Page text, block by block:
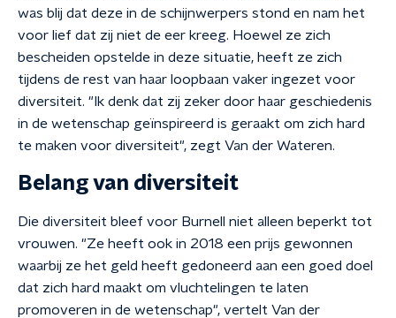
was blij dat deze in de schijnwerpers stond en nam het
voor lief dat zij niet de eer kreeg. Hoewel ze zich
bescheiden opstelde in deze situatie, heeft ze zich
tijdens de rest van haar loopbaan vaker ingezet voor
diversiteit. "Ik denk dat zij zeker door haar geschiedenis
in de wetenschap geïnspireerd is geraakt om zich hard
te maken voor diversiteit", zegt Van der Wateren.
Belang van diversiteit
Die diversiteit bleef voor Burnell niet alleen beperkt tot
vrouwen. "Ze heeft ook in 2018 een prijs gewonnen
waarbij ze het geld heeft gedoneerd aan een goed doel
dat zich hard maakt om vluchtelingen te laten
promoveren in de wetenschap", vertelt Van der